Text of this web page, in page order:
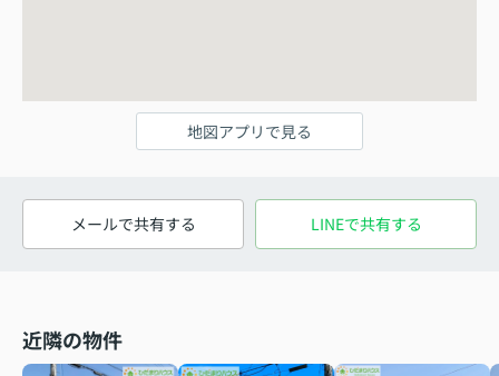
地図アプリで見る
メールで共有する LINEで共有する
近隣の物件